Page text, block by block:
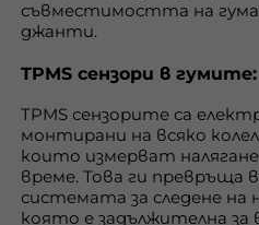
съвместимостта на
джанти.
TPMS сензори в гумите:
TPMS сензорите са
монтирани на всяко
които измерват
време. Това ги превръща
системата за следене на
която е задължителна за